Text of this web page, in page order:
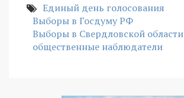
Единый день голосования
Выборы в Госдуму РФ
Выборы в Свердловской области
общественные наблюдатели